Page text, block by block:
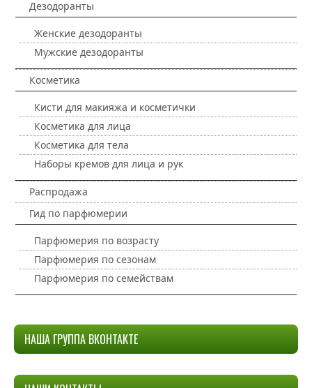
Дезодоранты
Женские дезодоранты
Мужские дезодоранты
Косметика
Кисти для макияжа и косметички
Косметика для лица
Косметика для тела
Наборы кремов для лица и рук
Распродажа
Гид по парфюмерии
Парфюмерия по возрасту
Парфюмерия по сезонам
Парфюмерия по семействам
НАША ГРУППА ВКОНТАКТЕ